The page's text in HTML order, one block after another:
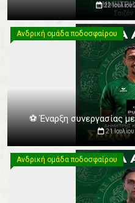
22 Ιουλίου
Ανδρική ομάδα ποδοσφαίρου
Ανδρική ομάδα ποδοσφαίρου
⚽️ Έναρξη συνεργασίας
21
Ανδρική ομάδα ποδοσφαίρου
Ανδρική ομάδα ποδοσφαίρου